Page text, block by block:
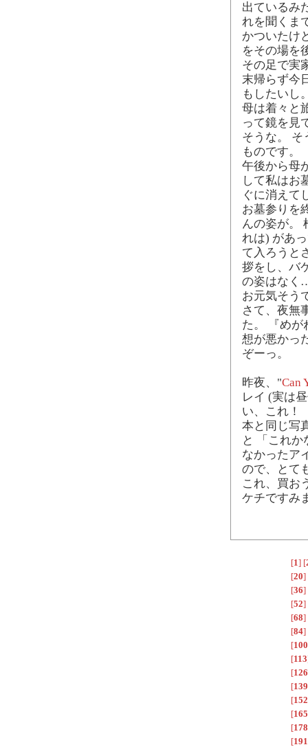
出ているみ
れを聞くま
かついたけ
をその場を
その足で実
末帰らず今
もしたいし
母は着々と
って鏡を見
そうな。 そ
ものです。
午後から母
して私はお
ぐに消えて
お墓参りを
んの姿が。
れは) があ
て入ろうと
拶をし、バ
の姿はなく
お元気そう
さて、夜無
た。 『めが
想が悪かっ
ぞーっ。
昨夜、"Can
レイ (実は
い、これ！
本と同じ写
と 「これ
なかったア
ので、とて
これ、買お
ケチですみ
[1] [
[20]
[36]
[52]
[68]
[84]
[100
[113
[126
[139
[152
[165
[178
[191